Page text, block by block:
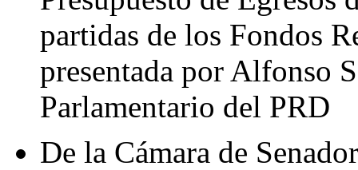
partidas de los Fondos
presentada por Alfonso
Parlamentario del PRD
De la Cámara de